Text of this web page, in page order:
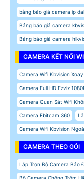
bảng báo giá camera ip
Bảng báo giá camera
Bảng báo giá camera
CAMERA KẾT NỐI
Camera Wifi Kbvision
Camera Full HD Ezviz
Camera Quan Sát Wifi
Camera Ebitcam 360
Camera Wifi Kbvision
CAMERA THEO GÓI
Lắp Trọn Bộ Camera Báo